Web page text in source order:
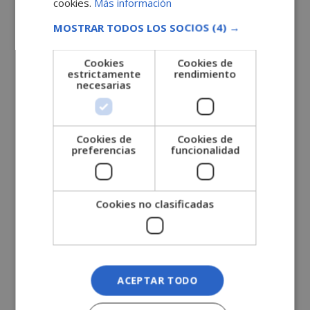
el asunto la oferta en la que estáis interesados.
¡Mucha suerte!
SOLICITA MÁS INFORMACIÓN
Nombre (*)
Teléfono (*)
Tu correo electrónico (*)
MOSTRAR TODOS LOS SOCIOS (4) →
Cookies
estrictamente
necesarias
Cookies de
rendimiento
Cookies de
preferencias
Cookies de
funcionalidad
Cookies no clasificadas
ACEPTAR TODO